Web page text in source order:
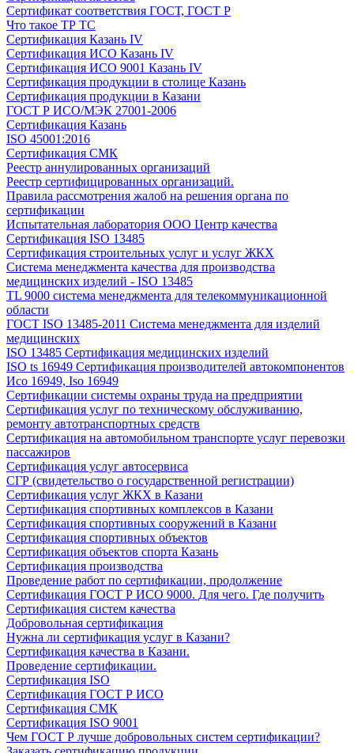
Сертификат соответствия ГОСТ, ГОСТ Р
Что такое ТР ТС
Сертификация Казань IV
Сертификация ИСО Казань IV
Сертификация ИСО 9001 Казань IV
Сертификация продукции в столице Казань
Сертификация продукции в Казани
ГОСТ Р ИСО/МЭК 27001-2006
Сертификация Казань
ISO 45001:2016
Сертификация СМК
Реестр аннулированных организаций
Реестр сертифицированных организаций.
Правила рассмотрения жалоб на решения органа по
сертификации
Испытательная лаборатория ООО Центр качества
Сертификация ISO 13485
Сертификация строительных услуг и услуг ЖКХ
Система менеджмента качества для производства
медицинских изделий - ISO 13485
TL 9000 система менеджмента для телекоммуникационной
области
ГОСТ ISO 13485-2011 Система менеджмента для изделий
медицинских
ISO 13485 Сертификация медицинских изделий
ISO ts 16949 Сертификация производителей автокомпонентов
Исо 16949, Iso 16949
Сертификации системы охраны труда на предприятии
Сертификация услуг по техническому обслуживанию,
ремонту автотранспортных средств
Сертификация на автомобильном транспорте услуг перевозки
пассажиров
Сертификация услуг автосервиса
СГР (свидетельство о государственной регистрации)
Сертификация услуг ЖКХ в Казани
Сертификация спортивных комплексов в Казани
Сертификация спортивных сооружений в Казани
Сертификация спортивных объектов
Сертификация объектов спорта Казань
Сертификация производства
Проведение работ по сертификации, продолжение
Сертификация ГОСТ Р ИСО 9000. Для чего. Где получить
Сертификация систем качества
Добровольная сертификация
Нужна ли сертификация услуг в Казани?
Сертификация качества в Казани.
Проведение сертификации.
Сертификация ISO
Сертификация ГОСТ Р ИСО
Сертификация СМК
Сертификация ISO 9001
Чем ГОСТ Р лучше добровольных систем сертификации?